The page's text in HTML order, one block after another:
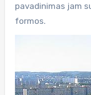
pavadinimas jam
formos.